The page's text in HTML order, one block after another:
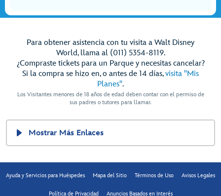
Para obtener asistencia con tu visita a Walt Disney
World, llama al (011) 5354-8119.
¿Compraste tickets para un Parque y necesitas cancelar?
Si la compra se hizo en, o antes de 14 días,visita "Mis
Planes".
Los Visitantes menores de 18 años de edad deben contar con el permiso de
sus padres o tutores para llamar.
Mostrar Más Enlaces
Ayuda y Servicios para Huéspedes Mapa del Sitio Términos de Uso Avisos Legales
Política de Privacidad Anuncios Basados en Interés